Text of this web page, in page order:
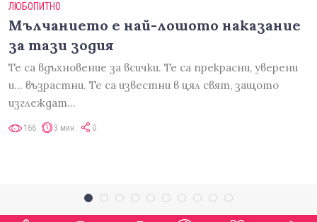
ЛЮБОПИТНО
Мълчанието е най-лошото наказание
за тази зодия
Те са вдъхновение за всички. Те са прекрасни, уверени
и... възрастни. Те са известни в цял свят, защото
изглеждат…
166 3 мин 0